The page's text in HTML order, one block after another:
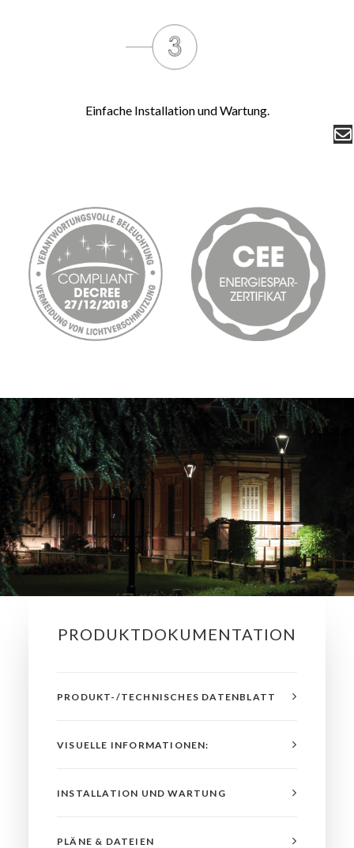
Einfache Installation und Wartung.
PRODUKTDOKUMENTATION
PRODUKT-/TECHNISCHES DATENBLATT
VISUELLE INFORMATIONEN:
INSTALLATION UND WARTUNG
PLÄNE & DATEIEN